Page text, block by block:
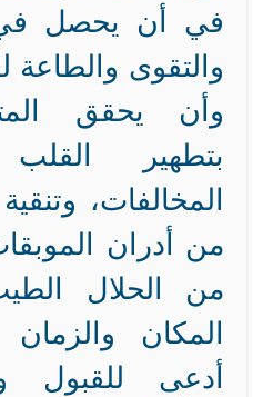
في أن يحصل في
والتقوى والطاعة
وأن يحقق
بتطهير
المخالفات،
من أدران
من الحلال
المكان
أدعى للقبول